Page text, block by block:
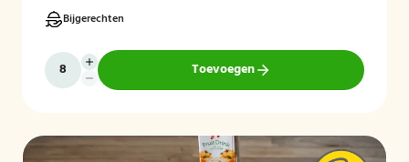
Bijgerechten
Toevoegen